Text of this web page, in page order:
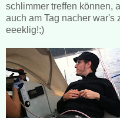
schlimmer treffen können,
auch am Tag nacher
eeeklig!;)